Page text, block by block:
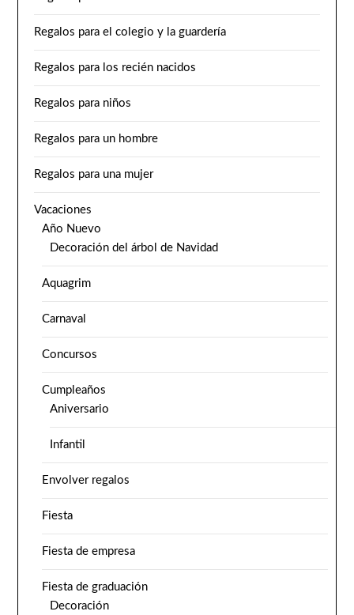
Regalos para el colegio y la guardería
Regalos para los recién nacidos
Regalos para niños
Regalos para un hombre
Regalos para una mujer
Vacaciones
Año Nuevo
Decoración del árbol de Navidad
Aquagrim
Carnaval
Concursos
Cumpleaños
Aniversario
Infantil
Envolver regalos
Fiesta
Fiesta de empresa
Fiesta de graduación
Decoración